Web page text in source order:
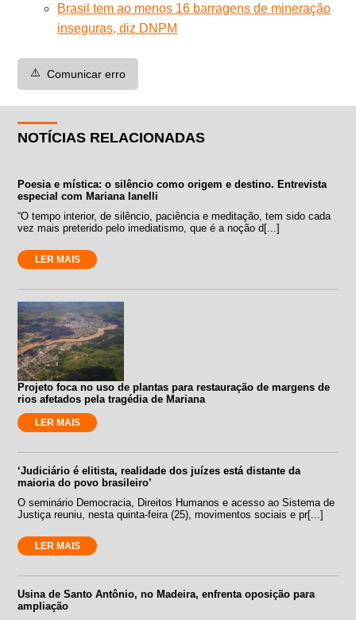
Brasil tem ao menos 16 barragens de mineração
inseguras, diz DNPM
⚠️ Comunicar erro
NOTÍCIAS RELACIONADAS
Poesia e mística: o silêncio como origem e destino. Entrevista
especial com Mariana Ianelli
“O tempo interior, de silêncio, paciência e meditação, tem sido cada
vez mais preterido pelo imediatismo, que é a noção d[...]
LER MAIS
Projeto foca no uso de plantas para restauração de margens de
rios afetados pela tragédia de Mariana
LER MAIS
‘Judiciário é elitista, realidade dos juízes está distante da
maioria do povo brasileiro’
O seminário Democracia, Direitos Humanos e acesso ao Sistema de
Justiça reuniu, nesta quinta-feira (25), movimentos sociais e pr[...]
LER MAIS
Usina de Santo Antônio, no Madeira, enfrenta oposição para
ampliação